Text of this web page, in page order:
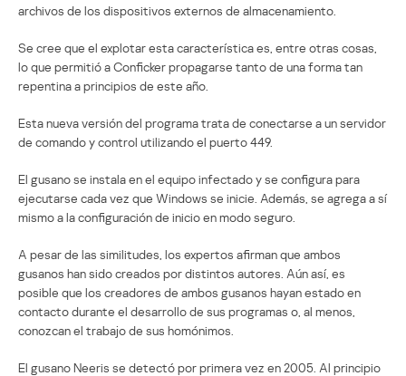
archivos de los dispositivos externos de almacenamiento.
Se cree que el explotar esta característica es, entre otras cosas,
lo que permitió a Conficker propagarse tanto de una forma tan
repentina a principios de este año.
Esta nueva versión del programa trata de conectarse a un servidor
de comando y control utilizando el puerto 449.
El gusano se instala en el equipo infectado y se configura para
ejecutarse cada vez que Windows se inicie. Además, se agrega a sí
mismo a la configuración de inicio en modo seguro.
A pesar de las similitudes, los expertos afirman que ambos
gusanos han sido creados por distintos autores. Aún así, es
posible que los creadores de ambos gusanos hayan estado en
contacto durante el desarrollo de sus programas o, al menos,
conozcan el trabajo de sus homónimos.
El gusano Neeris se detectó por primera vez en 2005. Al principio